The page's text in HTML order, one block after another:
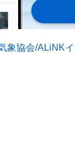
象協会/ALiNK